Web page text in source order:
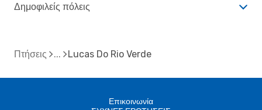
Δημοφιλείς πόλεις
Πτήσεις Lucas Do Rio Verde
Επικοινωνία